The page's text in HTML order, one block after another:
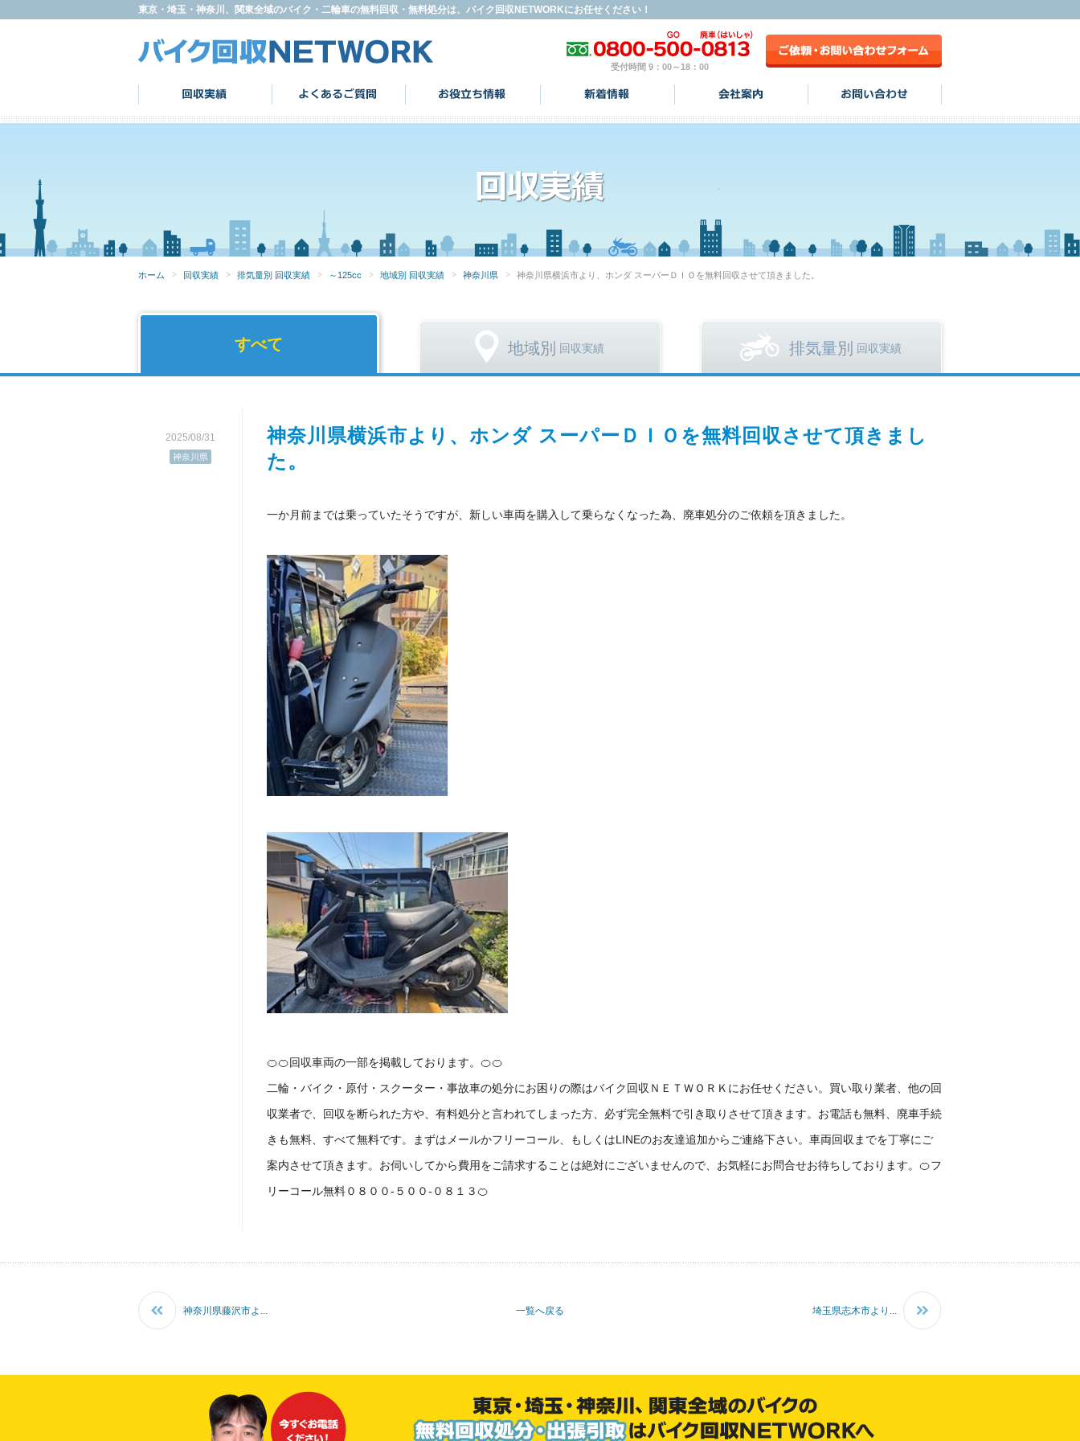
東京・埼玉・神奈川、関東全域のバイク・二輪車の無料回収・無料処分は、バイク回収NETWORKにお任せください！
受付時間 9：00～18：00
ホーム 回収実績 排気量別 回収実績 ～125cc 地域別 回収実績 神奈川県 神奈川県横浜市より、ホンダ スーパーＤＩＯを無料回収させて頂きました。
すべて 地域別 回収実績 排気量別 回収実績
2025/08/31
神奈川県
神奈川県横浜市より、ホンダ スーパーＤＩＯを無料回収させて頂きまし
た。
一か月前までは乗っていたそうですが、新しい車両を購入して乗らなくなった為、廃車処分のご依頼を頂きました。
🍊🍊回収車両の一部を掲載しております。🍊🍊
二輪・バイク・原付・スクーター・事故車の処分にお困りの際はバイク回収ＮＥＴＷＯＲＫにお任せください。買い取り業者、他の回
収業者で、回収を断られた方や、有料処分と言われてしまった方、必ず完全無料で引き取りさせて頂きます。お電話も無料、廃車手続
きも無料、すべて無料です。まずはメールかフリーコール、もしくはLINEのお友達追加からご連絡下さい。車両回収までを丁寧にご
案内させて頂きます。お伺いしてから費用をご請求することは絶対にございませんので、お気軽にお問合せお待ちしております。🍊フ
リーコール無料０８００-５００-０８１３🍊
神奈川県藤沢市よ... 一覧へ戻る 埼玉県志木市より...